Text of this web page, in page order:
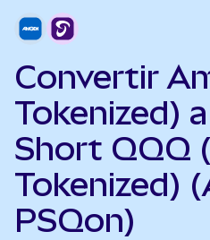
Convertir
Tokenized)
Short QQQ
Tokenized)
PSQon)